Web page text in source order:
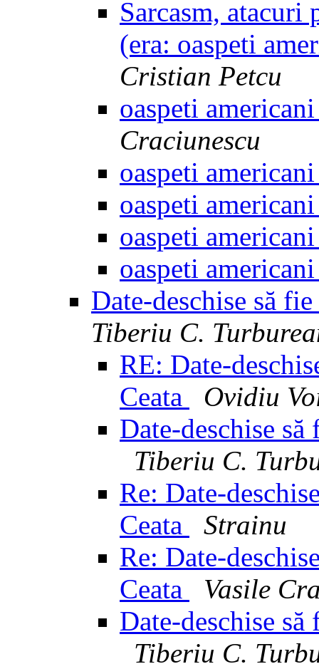
Sarcasm, atacuri
(era: oaspeti
Cristian Petcu
oaspeti
Craciunescu
oaspeti
oaspeti
oaspeti
oaspeti
Date-deschise să
Tiberiu C.
RE: Date-
Ceata
Ovidiu
Date-deschise să
Tiberiu C.
Re: Date-
Ceata
Strainu
Re: Date-
Ceata
Vasile
Date-deschise să
Tiberiu C.